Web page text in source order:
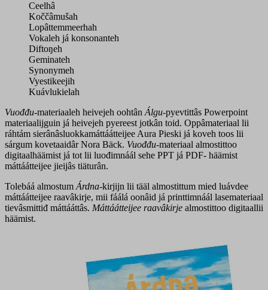
Ceelhâ
Koččâmušah
Lopâttemmeerhah
Vokaleh já konsonanteh
Diftoŋeh
Geminateh
Synonymeh
Vyestikeejih
Kuávlukielah
Vuođđu-materiaaleh heivejeh oohtân Álgu-pyevtittâs Powerpoint
materiaalijguin já heivejeh pyereest jotkân toid. Oppâmateriaal lii
ráhtám sierânâsluokkamáttáátteijee Aura Pieski já koveh toos lii
sárgum kovetaaidâr Nora Bäck. Vuođđu-materiaal almostittoo
digitaalhäämist já tot lii luođimnáál sehe PPT já PDF- häämist
máttáátteijee jieijâs tiäturân.
Tolebáá almostum Árdna-kirjijn lii tääl almostittum mied luávdee
máttáátteijee raavâkirje, mii fáálá oonâid já printtimnáál lasemateriaal
tievâsmittiđ máttááttâs. Máttáátteijee raavâkirje almostittoo digitaallii
häämist.